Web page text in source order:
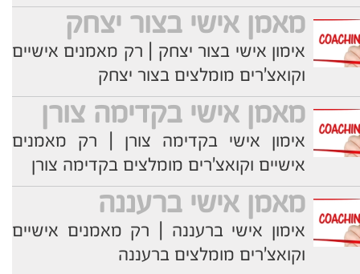
מאמן אישי בצור יצחק
אימון אישי בצור יצחק | רק מאמנים אישיים
וקואצ'רים מומלצים בצור יצחק
מאמן אישי בקדימה צורן
אימון אישי בקדימה צורן | רק מאמנים
אישיים וקואצ'רים מומלצים בקדימה צורן
מאמן אישי ברעננה
אימון אישי ברעננה | רק מאמנים אישיים
וקואצ'רים מומלצים ברעננה